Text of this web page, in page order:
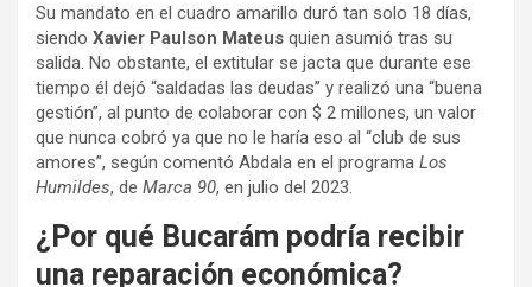
Su mandato en el cuadro amarillo duró tan solo 18 días,
siendo Xavier Paulson Mateus quien asumió tras su
salida. No obstante, el extitular se jacta que durante ese
tiempo él dejó “saldadas las deudas” y realizó una “buena
gestión”, al punto de colaborar con $ 2 millones, un valor
que nunca cobró ya que no le haría eso al “club de sus
amores”, según comentó Abdala en el programa Los
Humildes, de Marca 90, en julio del 2023.
¿Por qué Bucarám podría recibir
una reparación económica?